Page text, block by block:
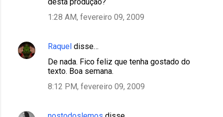
1:28 AM, fevereiro 09, 2009
Raquel disse…
De nada. Fico feliz que tenha gostado do
texto. Boa semana.
8:12 PM, fevereiro 09, 2009